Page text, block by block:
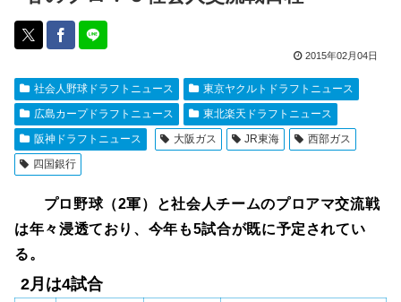
2015年02月04日
社会人野球ドラフトニュース
東京ヤクルトドラフトニュース
広島カープドラフトニュース
東北楽天ドラフトニュース
阪神ドラフトニュース
大阪ガス JR東海
西部ガス
四国銀行
プロ野球（2軍）と社会人チームのプロアマ交流戦
は年々浸透ており、今年も5試合が既に予定されてい
る。
2月は4試合